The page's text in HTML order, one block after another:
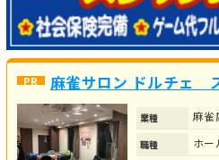
麻雀サロン ドルチェ
業種 麻雀
職種 ホー